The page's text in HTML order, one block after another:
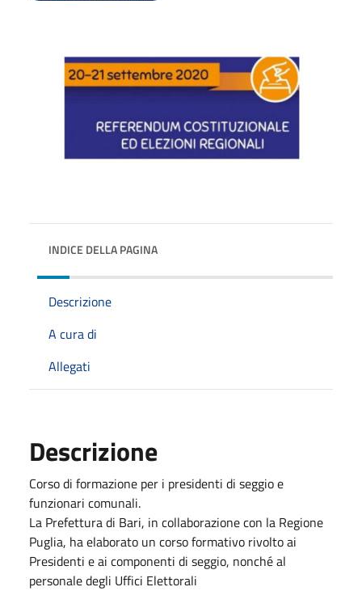
INDICE DELLA PAGINA
Descrizione
A cura di
Allegati
Descrizione
Corso di formazione per i presidenti di seggio e
funzionari comunali.
La Prefettura di Bari, in collaborazione con la Regione
Puglia, ha elaborato un corso formativo rivolto ai
Presidenti e ai componenti di seggio, nonché al
personale degli Uffici Elettorali